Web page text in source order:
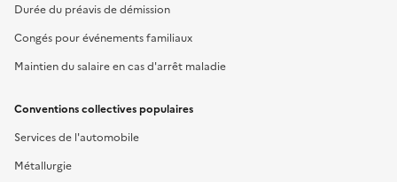
Durée du préavis de démission
Congés pour événements familiaux
Maintien du salaire en cas d'arrêt maladie
Conventions collectives populaires
Services de l'automobile
Métallurgie